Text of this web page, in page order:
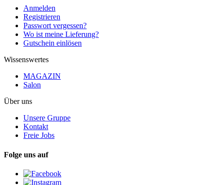
Anmelden
Registrieren
Passwort vergessen?
Wo ist meine Lieferung?
Gutschein einlösen
Wissenswertes
MAGAZIN
Salon
Über uns
Unsere Gruppe
Kontakt
Freie Jobs
Folge uns auf